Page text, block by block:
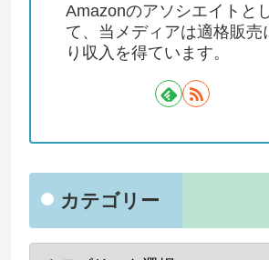
Amazonのアソシエイトと
て、当メディアは適格販売
り収入を得ています。
カテゴリー